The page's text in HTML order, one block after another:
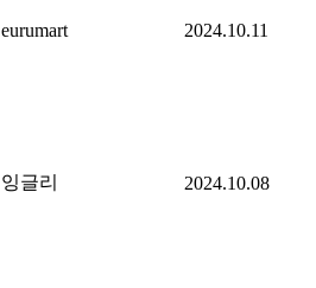
eurumart 2024.10.11
잉글리 2024.10.08